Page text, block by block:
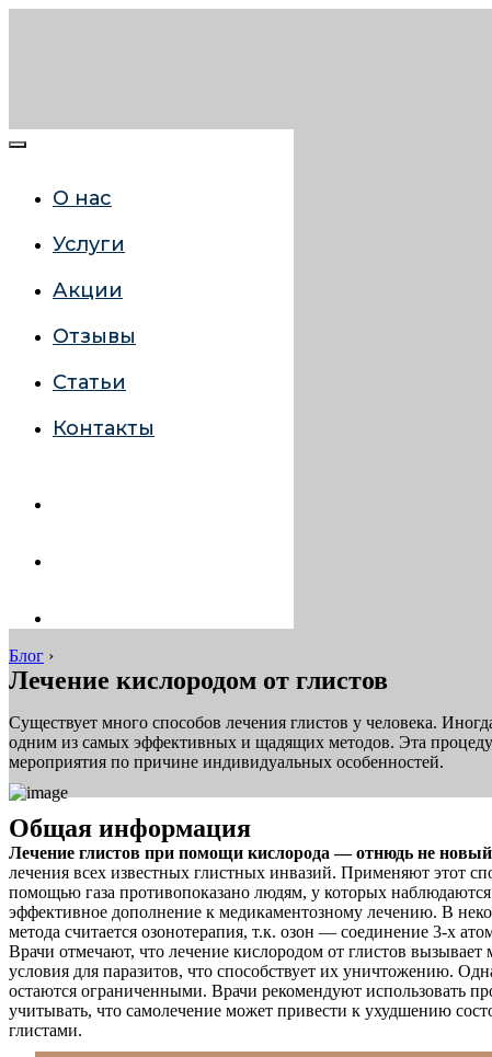
О нас
Услуги
Акции
Отзывы
Статьи
Контакты
Блог ›
Лечение кислородом от глистов
Существует много способов лечения глистов у человека.
одним из самых эффективных и щадящих методов. Эта
мероприятия по причине индивидуальных особенностей.
Общая информация
Лечение глистов при помощи кислорода — отнюдь не
лечения всех известных глистных инвазий. Применяют этот
помощью газа противопоказано людям, у которых
эффективное дополнение к медикаментозному лечению. В
метода считается озонотерапия, т.к. озон — соединение 3-х
Врачи отмечают, что лечение кислородом от глистов
условия для паразитов, что способствует их уничтожению.
остаются ограниченными. Врачи рекомендуют использовать
учитывать, что самолечение может привести к ухудшению
глистами.